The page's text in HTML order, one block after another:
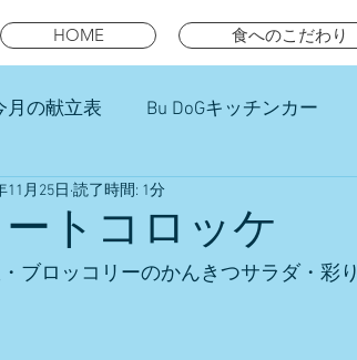
HOME 食へのこだわり
月の献立表 Bu DoGキッチンカー
イルキッズランチ
ートコロッケ
11月25日 読了時間: 1分
ブロッコリーのかんきつサラダ・彩